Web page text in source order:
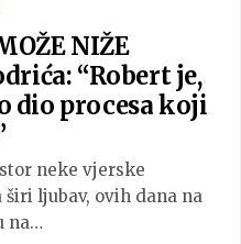
NIŽE
“Robert je,
dio procesa koji
neke vjerske
ljubav, ovih dana na
na…